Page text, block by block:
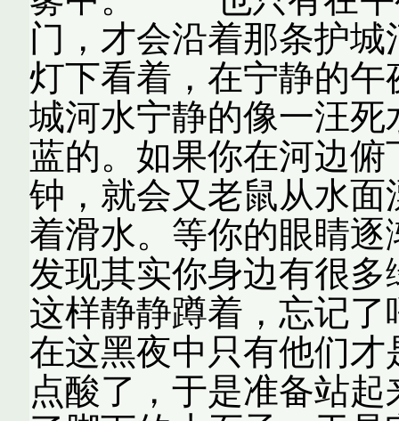
门，才会沿着那条护
灯下看着，在宁静的
城河水宁静的像一汪
蓝的。如果你在河边
钟，就会又老鼠从水
着滑水。等你的眼睛
发现其实你身边有很
这样静静蹲着，忘记
在这黑夜中只有他们
点酸了，于是准备站